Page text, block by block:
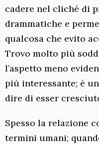
cadere nel cliché di
drammatiche e
qualcosa che evito
Trovo molto più
l’aspetto meno
più interessante; è
dire di esser
Spesso la relazione
termini umani;